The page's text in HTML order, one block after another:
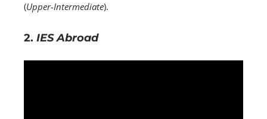
(Upper-Intermediate).
2. IES Abroad